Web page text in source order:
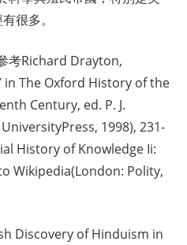
很多。
考Richard Drayton,
in The Oxford History of the
Century, ed. P. J.
1998), 231-
History of Knowledge Ii:
Wikipedia(London: Polity,
Discovery of Hinduism in